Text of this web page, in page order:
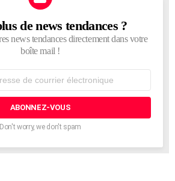
de news tendances ?
news tendances directement dans votre
boîte mail !
Don't worry, we don't spam